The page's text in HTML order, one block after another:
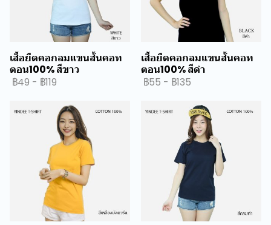
เสื้อยืดคอกลมแขนสั้นคอท
ตอน100% สีขาว
฿49 - ฿119
เสื้อยืดคอกลมแขนสั้นคอท
ตอน100% สีดำ
฿55 - ฿135